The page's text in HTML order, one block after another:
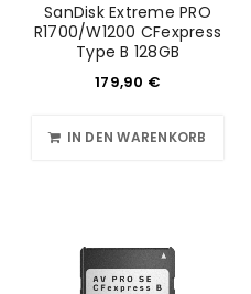
SanDisk Extreme PRO
R1700/W1200 CFexpress
Type B 128GB
179,90 €
IN DEN WARENKORB